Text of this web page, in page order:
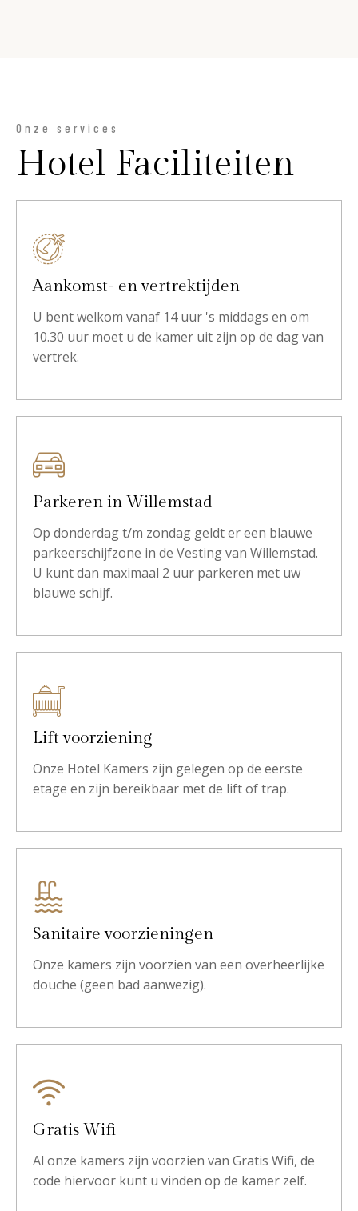
Onze services
Hotel Faciliteiten
Aankomst- en vertrektijden
U bent welkom vanaf 14 uur 's middags en om
10.30 uur moet u de kamer uit zijn op de dag van
vertrek.
Parkeren in Willemstad
Op donderdag t/m zondag geldt er een blauwe
parkeerschijfzone in de Vesting van Willemstad.
U kunt dan maximaal 2 uur parkeren met uw
blauwe schijf.
Lift voorziening
Onze Hotel Kamers zijn gelegen op de eerste
etage en zijn bereikbaar met de lift of trap.
Sanitaire voorzieningen
Onze kamers zijn voorzien van een overheerlijke
douche (geen bad aanwezig).
Gratis Wifi
Al onze kamers zijn voorzien van Gratis Wifi, de
code hiervoor kunt u vinden op de kamer zelf.